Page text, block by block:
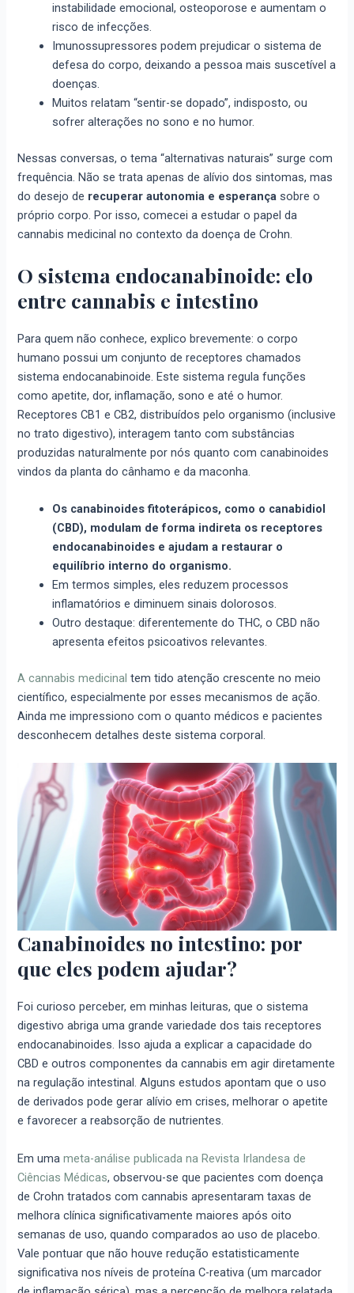
instabilidade emocional, osteoporose e aumentam o
risco de infecções.
Imunossupressores podem prejudicar o sistema de
defesa do corpo, deixando a pessoa mais suscetível a
doenças.
Muitos relatam “sentir-se dopado”, indisposto, ou
sofrer alterações no sono e no humor.
Nessas conversas, o tema “alternativas naturais” surge com
frequência. Não se trata apenas de alívio dos sintomas, mas
do desejo de recuperar autonomia e esperança sobre o
próprio corpo. Por isso, comecei a estudar o papel da
cannabis medicinal no contexto da doença de Crohn.
O sistema endocanabinoide: elo
entre cannabis e intestino
Para quem não conhece, explico brevemente: o corpo
humano possui um conjunto de receptores chamados
sistema endocanabinoide. Este sistema regula funções
como apetite, dor, inflamação, sono e até o humor.
Receptores CB1 e CB2, distribuídos pelo organismo (inclusive
no trato digestivo), interagem tanto com substâncias
produzidas naturalmente por nós quanto com canabinoides
vindos da planta do cânhamo e da maconha.
Os canabinoides fitoterápicos, como o canabidiol
(CBD), modulam de forma indireta os receptores
endocanabinoides e ajudam a restaurar o
equilíbrio interno do organismo.
Em termos simples, eles reduzem processos
inflamatórios e diminuem sinais dolorosos.
Outro destaque: diferentemente do THC, o CBD não
apresenta efeitos psicoativos relevantes.
A cannabis medicinal tem tido atenção crescente no meio
científico, especialmente por esses mecanismos de ação.
Ainda me impressiono com o quanto médicos e pacientes
desconhecem detalhes deste sistema corporal.
Canabinoides no intestino: por
que eles podem ajudar?
Foi curioso perceber, em minhas leituras, que o sistema
digestivo abriga uma grande variedade dos tais receptores
endocanabinoides. Isso ajuda a explicar a capacidade do
CBD e outros componentes da cannabis em agir diretamente
na regulação intestinal. Alguns estudos apontam que o uso
de derivados pode gerar alívio em crises, melhorar o apetite
e favorecer a reabsorção de nutrientes.
Em umameta-análise publicada na Revista Irlandesa de
Ciências Médicas, observou-se que pacientes com doença
de Crohn tratados com cannabis apresentaram taxas de
melhora clínica significativamente maiores após oito
semanas de uso, quando comparados ao uso de placebo.
Vale pontuar que não houve redução estatisticamente
significativa nos níveis de proteína C-reativa (um marcador